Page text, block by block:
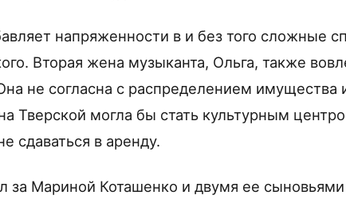
напряженности в и без того сложные
Вторая жена музыканта, Ольга, также
не согласна с распределением имущества
Тверской могла бы стать культурным
сдаваться в аренду.
за Мариной Коташенко и двумя ее